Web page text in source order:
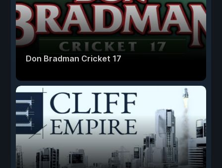
Don Bradman Cricket 17